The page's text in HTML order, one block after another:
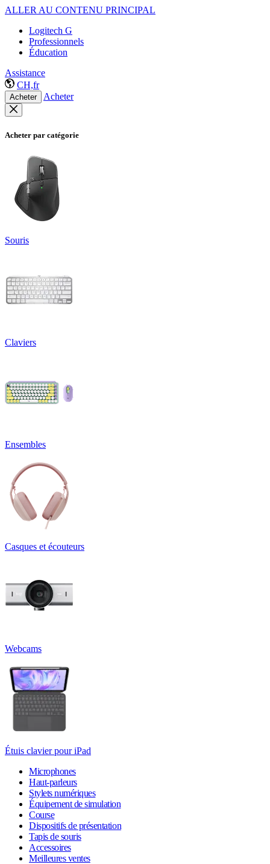
ALLER AU CONTENU PRINCIPAL
Logitech G
Professionnels
Éducation
Assistance
CH,fr
Acheter Acheter
Acheter par catégorie
Souris
Claviers
Ensembles
Casques et écouteurs
Webcams
Étuis clavier pour iPad
Microphones
Haut-parleurs
Stylets numériques
Équipement de simulation
Course
Dispositifs de présentation
Tapis de souris
Accessoires
Meilleures ventes